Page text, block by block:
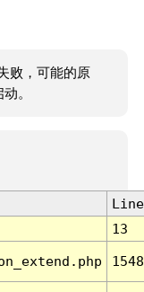
败，可能的原
。
Line
13
1548